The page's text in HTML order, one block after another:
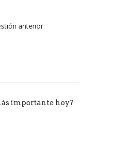
anterior
importante hoy?